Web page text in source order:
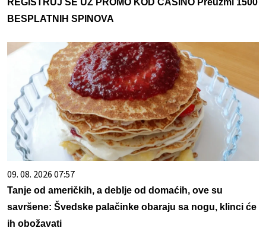
REGISTRUJ SE UZ PROMO KOD CASINO Preuzmi 1500
BESPLATNIH SPINOVA
09. 08. 2026 07:57
Tanje od američkih, a deblje od domaćih, ove su
savršene: Švedske palačinke obaraju sa nogu, klinci će
ih obožavati